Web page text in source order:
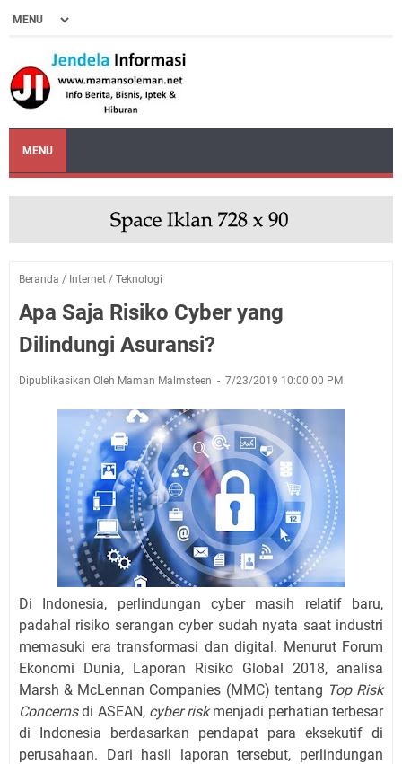
MENU
Beranda / Internet / Teknologi
Apa Saja Risiko Cyber yang
Dilindungi Asuransi?
Dipublikasikan Oleh Maman Malmsteen 7/23/2019 10:00:00 PM
Di Indonesia, perlindungan cyber masih relatif baru,
padahal risiko serangan cyber sudah nyata saat industri
memasuki era transformasi dan digital. Menurut Forum
Ekonomi Dunia, Laporan Risiko Global 2018, analisa
Marsh & McLennan Companies (MMC) tentang Top Risk
Concernsdi ASEAN, cyber riskmenjadi perhatian terbesar
di Indonesia berdasarkan pendapat para eksekutif di
perusahaan. Dari hasil laporan tersebut, perlindungan